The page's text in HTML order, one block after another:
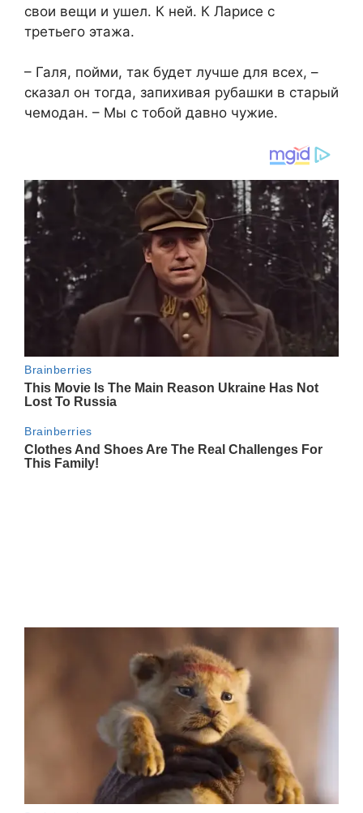
свои вещи и ушел. К ней. К Ларисе с
третьего этажа.
– Галя, пойми, так будет лучше для всех, –
сказал он тогда, запихивая рубашки в старый
чемодан. – Мы с тобой давно чужие.